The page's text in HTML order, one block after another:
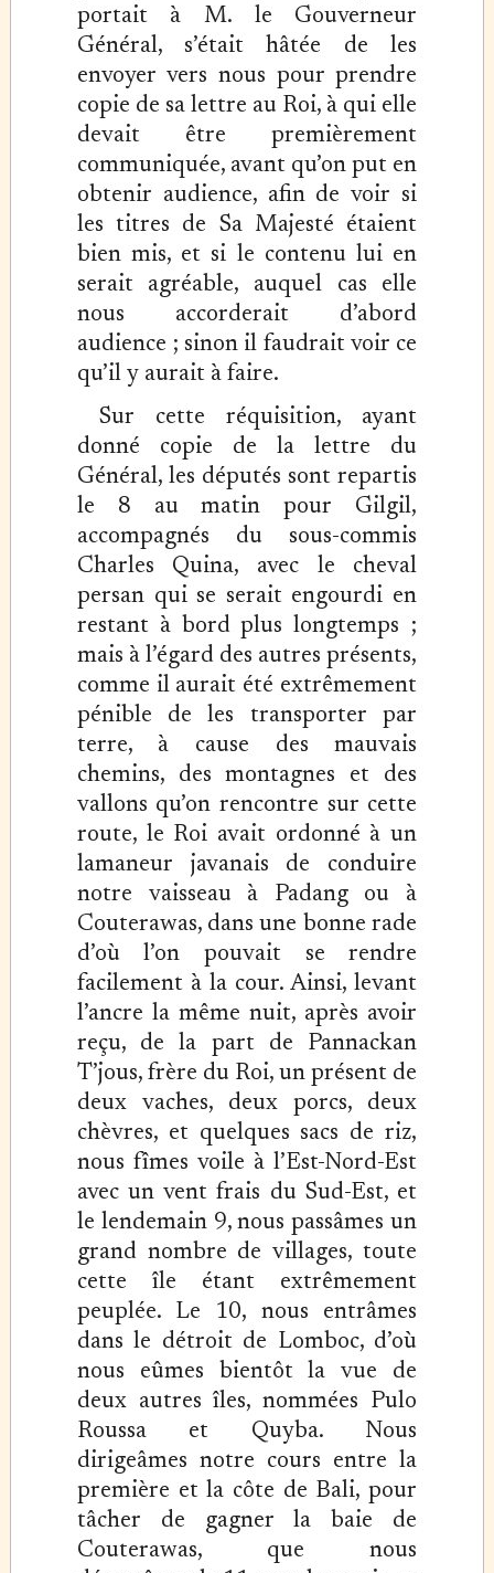
portait à M. le Gouverneur
Général, s’était hâtée de les
envoyer vers nous pour prendre
copie de sa lettre au Roi, à qui elle
devait être premièrement
communiquée, avant qu’on put en
obtenir audience, afin de voir si
les titres de Sa Majesté étaient
bien mis, et si le contenu lui en
serait agréable, auquel cas elle
nous accorderait d’abord
audience ; sinon il faudrait voir ce
qu’il y aurait à faire.
Sur cette réquisition, ayant
donné copie de la lettre du
Général, les députés sont repartis
le 8 au matin pour Gilgil,
accompagnés du sous-commis
Charles Quina, avec le cheval
persan qui se serait engourdi en
restant à bord plus longtemps ;
mais à l’égard des autres présents,
comme il aurait été extrêmement
pénible de les transporter par
terre, à cause des mauvais
chemins, des montagnes et des
vallons qu’on rencontre sur cette
route, le Roi avait ordonné à un
lamaneur javanais de conduire
notre vaisseau à Padang ou à
Couterawas, dans une bonne rade
d’où l’on pouvait se rendre
facilement à la cour. Ainsi, levant
l’ancre la même nuit, après avoir
reçu, de la part de Pannackan
T’jous, frère du Roi, un présent de
deux vaches, deux porcs, deux
chèvres, et quelques sacs de riz,
nous fîmes voile à l’Est-Nord-Est
avec un vent frais du Sud-Est, et
le lendemain 9, nous passâmes un
grand nombre de villages, toute
cette île étant extrêmement
peuplée. Le 10, nous entrâmes
dans le détroit de Lomboc, d’où
nous eûmes bientôt la vue de
deux autres îles, nommées Pulo
Roussa et Quyba. Nous
dirigeâmes notre cours entre la
première et la côte de Bali, pour
tâcher de gagner la baie de
Couterawas, que nous